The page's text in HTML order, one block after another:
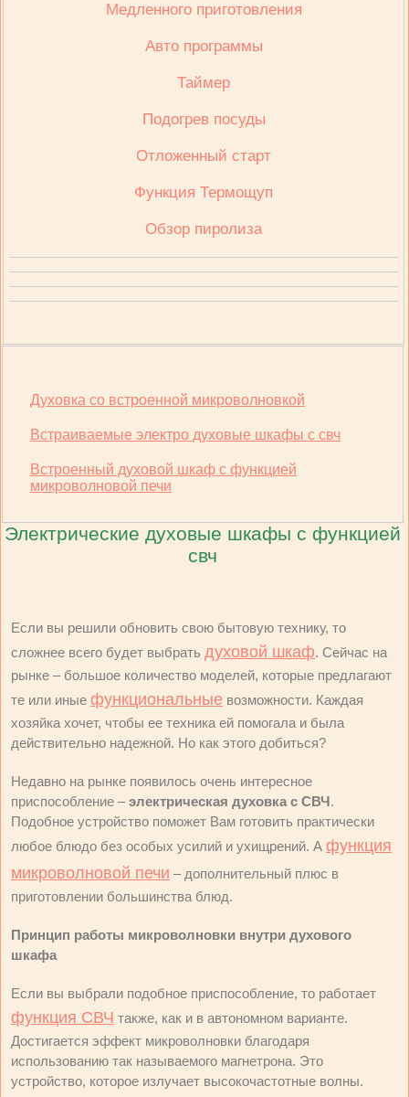
Медленного приготовления
Авто программы
Таймер
Подогрев посуды
Отложенный старт
Функция Термощуп
Обзор пиролиза
Духовка со встроенной микроволновкой
Встраиваемые электро духовые шкафы с свч
Встроенный духовой шкаф с функцией
микроволновой печи
Электрические духовые шкафы с функцией
свч
Если вы решили обновить свою бытовую технику, то
сложнее всего будет выбрать духовой шкаф. Сейчас на
рынке – большое количество моделей, которые предлагают
те или иные функциональные возможности. Каждая
хозяйка хочет, чтобы ее техника ей помогала и была
действительно надежной. Но как этого добиться?
Недавно на рынке появилось очень интересное
приспособление –электрическая духовка с СВЧ.
Подобное устройство поможет Вам готовить практически
любое блюдо без особых усилий и ухищрений. А функция
микроволновой печи – дополнительный плюс в
приготовлении большинства блюд.
Принцип работы микроволновки внутри духового
шкафа
Если вы выбрали подобное приспособление, то работает
функция СВЧ также, как и в автономном варианте.
Достигается эффект микроволновки благодаря
использованию так называемого магнетрона. Это
устройство, которое излучает высокочастотные волны.